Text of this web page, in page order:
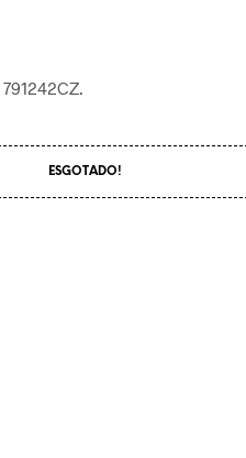
791242CZ.
ESGOTADO!